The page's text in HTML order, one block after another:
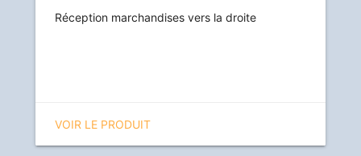
Réception marchandises vers la droite
VOIR LE PRODUIT